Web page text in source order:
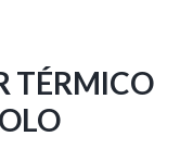
TÉRMICO